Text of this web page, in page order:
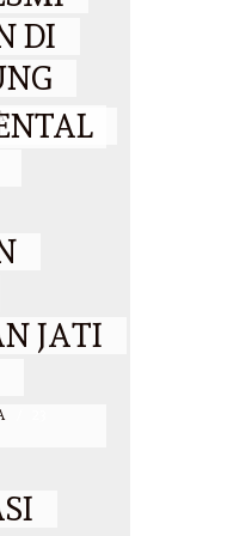
DI
/
25
JATI